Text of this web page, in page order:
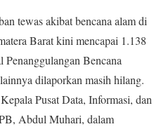
tewas akibat bencana alam di
Barat kini mencapai 1.138
Bencana
dilaporkan masih hilang.
Pusat Data, Informasi, dan
Abdul Muhari, dalam